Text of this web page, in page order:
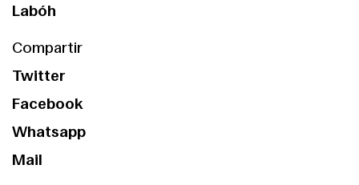
Labóh
Compartir
Twitter
Facebook
Whatsapp
Mail